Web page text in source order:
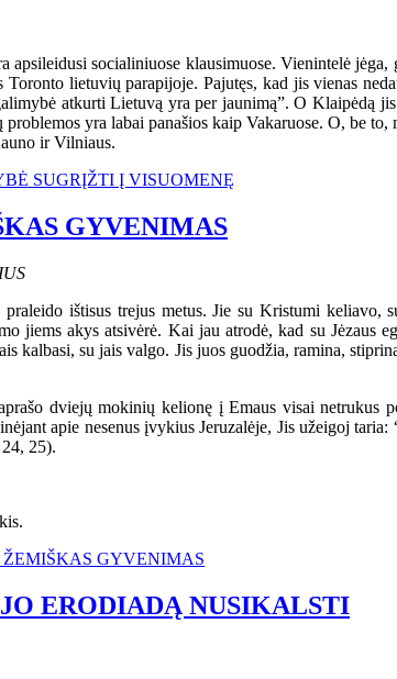
socialiniuose klausimuose. Vienintelė
Toronto lietuvių parapijoje. Pajutęs, kad jis vienas
atkurti Lietuvą yra per jaunimą”. O Klaipėdą
yra labai panašios kaip Vakaruose. O, be
ir Vilniaus.
SUGRĮŽTI Į VISUOMENĘ
GYVENIMAS
ištisus trejus metus. Jie su Kristumi keliavo,
jiems akys atsivėrė. Kai jau atrodė, kad su Jėzaus
kalbasi, su jais valgo. Jis juos guodžia, ramina,
dviejų mokinių kelionę į Emaus visai netrukus
apie nesenus įvykius Jeruzalėje, Jis užeigoj
25).
ŽEMIŠKAS GYVENIMAS
ERODIADĄ NUSIKALSTI